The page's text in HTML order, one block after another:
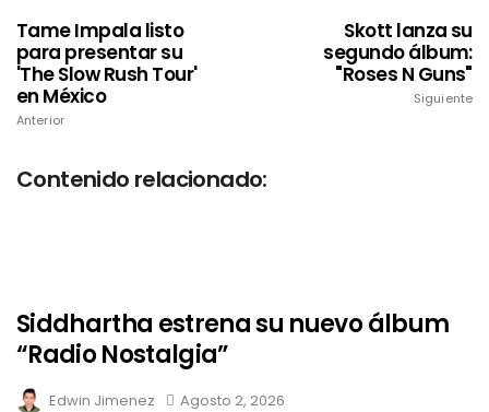
Tame Impala listo
para presentar su
'The Slow Rush Tour'
en México
Anterior
Skott lanza su
segundo álbum:
"Roses N Guns"
Siguiente
Contenido relacionado:
Siddhartha estrena su nuevo álbum
“Radio Nostalgia”
Edwin Jimenez Agosto 2, 2026